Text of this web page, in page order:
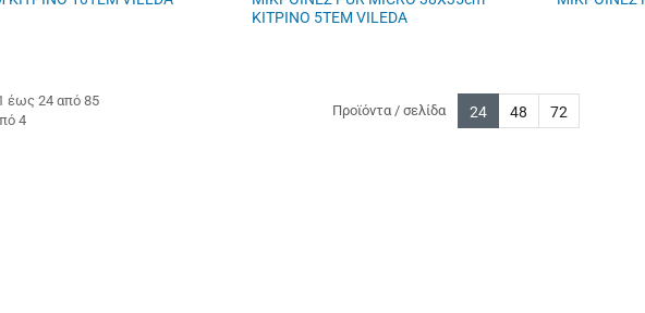
ΚΙΤΡΙΝΟ 5ΤΕΜ VILEDA
έως 24 από 85
4
Προϊόντα / σελίδα 24 48 72